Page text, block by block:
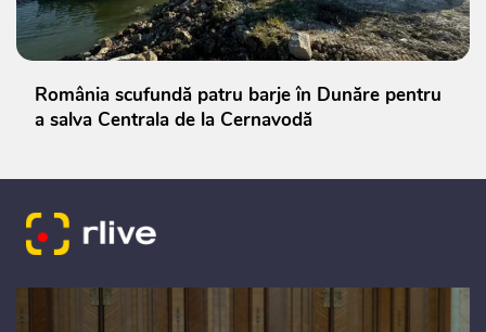
România scufundă patru barje în Dunăre pentru
a salva Centrala de la Cernavodă